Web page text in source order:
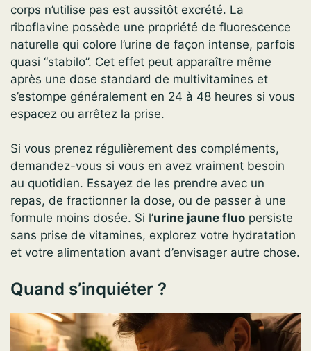
corps n’utilise pas est aussitôt excrété. La
riboflavine possède une propriété de fluorescence
naturelle qui colore l’urine de façon intense, parfois
quasi “stabilo”. Cet effet peut apparaître même
après une dose standard de multivitamines et
s’estompe généralement en 24 à 48 heures si vous
espacez ou arrêtez la prise.
Si vous prenez régulièrement des compléments,
demandez-vous si vous en avez vraiment besoin
au quotidien. Essayez de les prendre avec un
repas, de fractionner la dose, ou de passer à une
formule moins dosée. Si l’urine jaune fluo persiste
sans prise de vitamines, explorez votre hydratation
et votre alimentation avant d’envisager autre chose.
Quand s’inquiéter ?